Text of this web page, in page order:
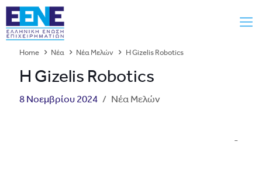
Home Νέα Νέα Μελών Η Gizelis Robotics
Η Gizelis Robotics
8 Νοεμβρίου 2024 / Νέα Μελών
͏ ͏ ͏ ͏ ͏ ͏ ͏ ͏ ͏ ͏ ͏ ͏ ͏ ͏ ͏ ͏ ͏ ͏ ͏ ͏ ͏ ­ ­ ­ ­ ­ ­ ­ ­ ­ ­ ­ ­ ­ ­ ­ ­ ­ ­ ­ ­ ­ ­ ­ ­ ­ ­ ­ ­ ­ ­ ­ ­ ­ ­ ­ ­ ­ ­